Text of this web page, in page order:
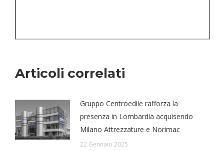
Articoli correlati
Gruppo Centroedile rafforza la
presenza in Lombardia acquisendo
Milano Attrezzature e Norimac
22 Gennaio 2025